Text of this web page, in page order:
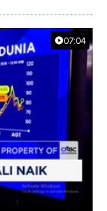
07:04